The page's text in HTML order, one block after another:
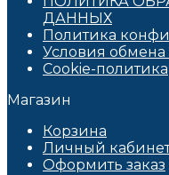
ДАННЫХ​
Политика
Условия обмена
Cookie-политика
Магазин
Корзина
Личный
Оформить заказ